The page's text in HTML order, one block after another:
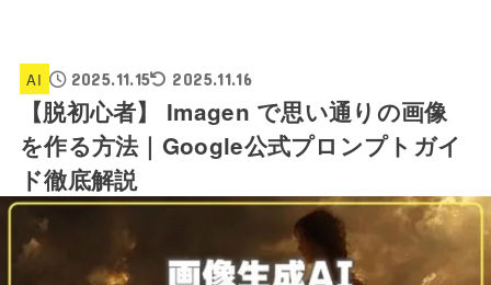
AI 2025.11.15 2025.11.16
【脱初心者】 Imagen で思い通りの画像
を作る方法｜Google公式プロンプトガイ
ド徹底解説